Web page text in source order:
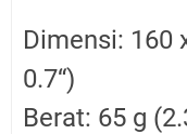
Dimensi: 160
0.7“)
Berat: 65 g